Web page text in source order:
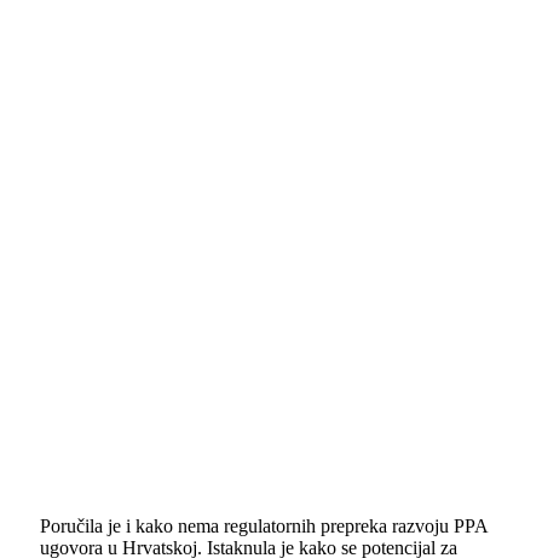
Poručila je i kako nema regulatornih prepreka razvoju PPA
ugovora u Hrvatskoj. Istaknula je kako se potencijal za